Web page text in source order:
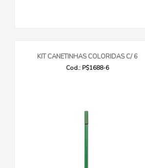
KIT CANETINHAS COLORIDAS C/ 6
Cod.: P$1688-6